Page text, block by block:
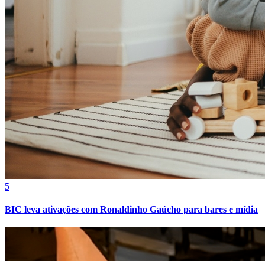
Bragantino
5
BIC leva ativações com Ronaldinho Gaúcho para bares e mídia